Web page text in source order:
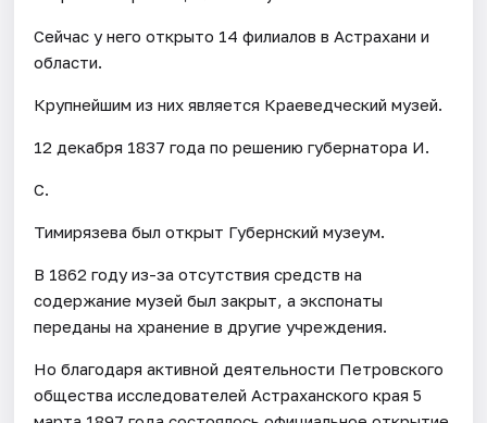
Сейчас у него открыто 14 филиалов в Астрахани и
области.
Крупнейшим из них является Краеведческий музей.
12 декабря 1837 года по решению губернатора И.
С.
Тимирязева был открыт Губернский музеум.
В 1862 году из-за отсутствия средств на
содержание музей был закрыт, а экспонаты
переданы на хранение в другие учреждения.
Но благодаря активной деятельности Петровского
общества исследователей Астраханского края 5